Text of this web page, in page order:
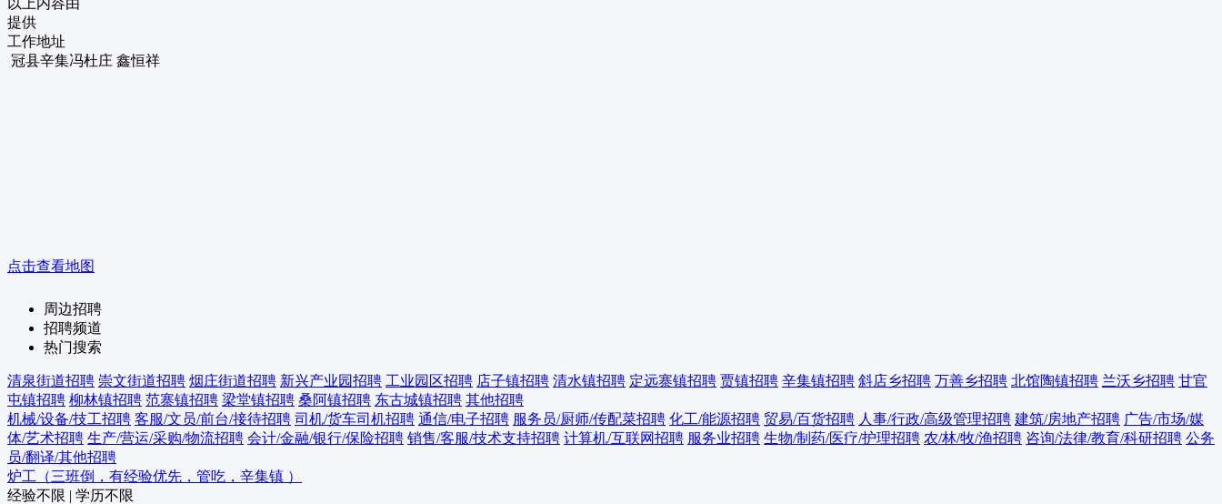
以上内容由
提供
工作地址
冠县辛集冯杜庄 鑫恒祥
点击查看地图
周边招聘
招聘频道
热门搜索
清泉街道招聘 崇文街道招聘 烟庄街道招聘 新兴产业园招聘 工业园区招聘 店子镇招聘 清水镇招聘 定远寨镇招聘 贾镇招聘 辛集镇招聘 斜店乡招聘 万善乡招聘 北馆陶镇招聘 兰沃乡招聘 甘官
屯镇招聘 柳林镇招聘 范寨镇招聘 梁堂镇招聘 桑阿镇招聘 东古城镇招聘 其他招聘
机械/设备/技工招聘 客服/文员/前台/接待招聘 司机/货车司机招聘 通信/电子招聘 服务员/厨师/传配菜招聘 化工/能源招聘 贸易/百货招聘 人事/行政/高级管理招聘 建筑/房地产招聘 广告/市场/媒
体/艺术招聘 生产/营运/采购/物流招聘 会计/金融/银行/保险招聘 销售/客服/技术支持招聘 计算机/互联网招聘 服务业招聘 生物/制药/医疗/护理招聘 农/林/牧/渔招聘 咨询/法律/教育/科研招聘 公务
员/翻译/其他招聘
炉工（三班倒，有经验优先，管吃，辛集镇 ）
经验不限 | 学历不限